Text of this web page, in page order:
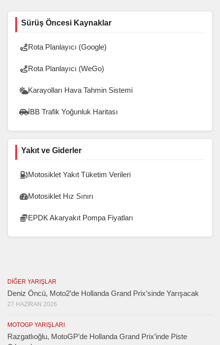
Sürüş Öncesi Kaynaklar
Rota Planlayıcı (Google)
Rota Planlayıcı (WeGo)
Karayolları Hava Tahmin Sistemi
İBB Trafik Yoğunluk Haritası
Yakıt ve Giderler
Motosiklet Yakıt Tüketim Verileri
Motosiklet Hız Sınırı
EPDK Akaryakıt Pompa Fiyatları
DIĞER YARIŞLAR
Deniz Öncü, Moto2’de Hollanda Grand Prix’sinde Yarışacak
27 HAZIRAN 2026
MOTOGP YARIŞLARI
Razgatlıoğlu, MotoGP’de Hollanda Grand Prix’inde Piste